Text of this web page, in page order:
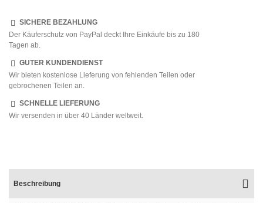
SICHERE BEZAHLUNG
Der Käuferschutz von PayPal deckt Ihre Einkäufe bis zu 180
Tagen ab.
GUTER KUNDENDIENST
Wir bieten kostenlose Lieferung von fehlenden Teilen oder
gebrochenen Teilen an.
SCHNELLE LIEFERUNG
Wir versenden in über 40 Länder weltweit.
Beschreibung